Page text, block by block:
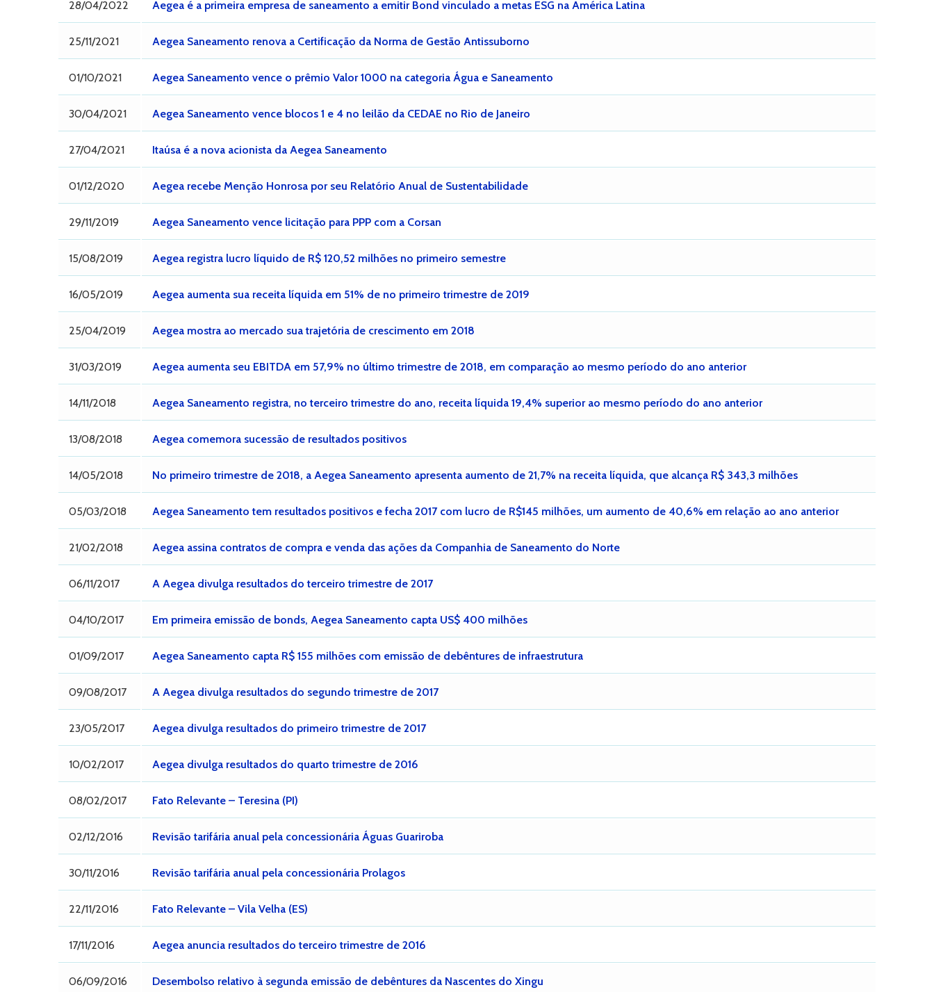
28/04/2022 Aegea é a primeira empresa de saneamento a emitir Bond vinculado a metas ESG na América Latina
25/11/2021 Aegea Saneamento renova a Certificação da Norma de Gestão Antissuborno
01/10/2021 Aegea Saneamento vence o prêmio Valor 1000 na categoria Água e Saneamento
30/04/2021 Aegea Saneamento vence blocos 1 e 4 no leilão da CEDAE no Rio de Janeiro
27/04/2021 Itaúsa é a nova acionista da Aegea Saneamento
01/12/2020 Aegea recebe Menção Honrosa por seu Relatório Anual de Sustentabilidade
29/11/2019 Aegea Saneamento vence licitação para PPP com a Corsan
15/08/2019 Aegea registra lucro líquido de R$ 120,52 milhões no primeiro semestre
16/05/2019 Aegea aumenta sua receita líquida em 51% de no primeiro trimestre de 2019
25/04/2019 Aegea mostra ao mercado sua trajetória de crescimento em 2018
31/03/2019 Aegea aumenta seu EBITDA em 57,9% no último trimestre de 2018, em comparação ao mesmo período do ano anterior
14/11/2018 Aegea Saneamento registra, no terceiro trimestre do ano, receita líquida 19,4% superior ao mesmo período do ano anterior
13/08/2018 Aegea comemora sucessão de resultados positivos
14/05/2018 No primeiro trimestre de 2018, a Aegea Saneamento apresenta aumento de 21,7% na receita líquida, que alcança R$ 343,3 milhões
05/03/2018 Aegea Saneamento tem resultados positivos e fecha 2017 com lucro de R$145 milhões, um aumento de 40,6% em relação ao ano anterior
21/02/2018 Aegea assina contratos de compra e venda das ações da Companhia de Saneamento do Norte
06/11/2017 A Aegea divulga resultados do terceiro trimestre de 2017
04/10/2017 Em primeira emissão de bonds, Aegea Saneamento capta US$ 400 milhões
01/09/2017 Aegea Saneamento capta R$ 155 milhões com emissão de debêntures de infraestrutura
09/08/2017 A Aegea divulga resultados do segundo trimestre de 2017
23/05/2017 Aegea divulga resultados do primeiro trimestre de 2017
10/02/2017 Aegea divulga resultados do quarto trimestre de 2016
08/02/2017 Fato Relevante – Teresina (PI)
02/12/2016 Revisão tarifária anual pela concessionária Águas Guariroba
30/11/2016 Revisão tarifária anual pela concessionária Prolagos
22/11/2016 Fato Relevante – Vila Velha (ES)
17/11/2016 Aegea anuncia resultados do terceiro trimestre de 2016
06/09/2016 Desembolso relativo à segunda emissão de debêntures da Nascentes do Xingu